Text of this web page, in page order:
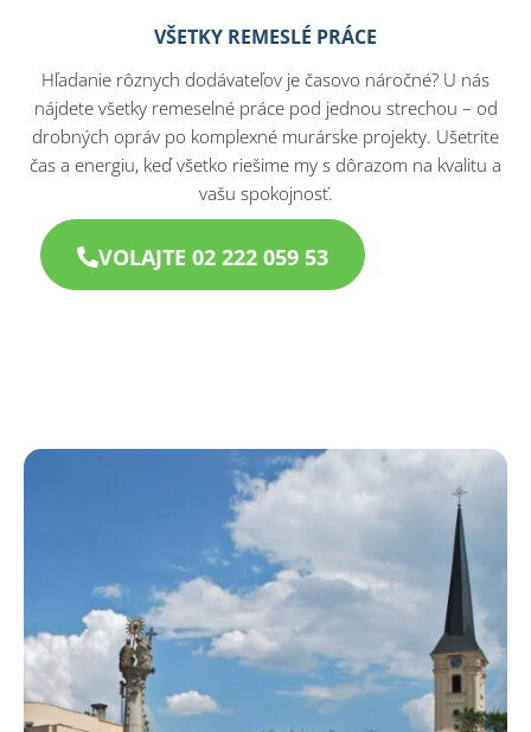
VŠETKY REMESLÉ PRÁCE
Hľadanie rôznych dodávateľov je časovo náročné? U nás
nájdete všetky remeselné práce pod jednou strechou – od
drobných opráv po komplexné murárske projekty. Ušetrite
čas a energiu, keď všetko riešime my s dôrazom na kvalitu a
vašu spokojnosť.
VOLAJTE 02 222 059 53